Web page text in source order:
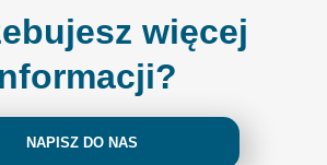
więcej
NAPISZ DO NAS